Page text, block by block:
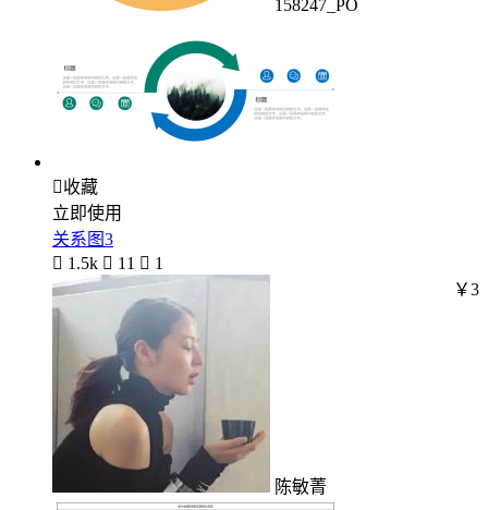
158247_PO
收藏
立即使用
关系图3
 1.5k  11  1
陈敏菁
￥3